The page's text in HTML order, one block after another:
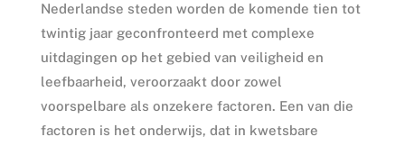
Nederlandse steden worden de komende tien tot
twintig jaar geconfronteerd met complexe
uitdagingen op het gebied van veiligheid en
leefbaarheid, veroorzaakt door zowel
voorspelbare als onzekere factoren. Een van die
factoren is het onderwijs, dat in kwetsbare